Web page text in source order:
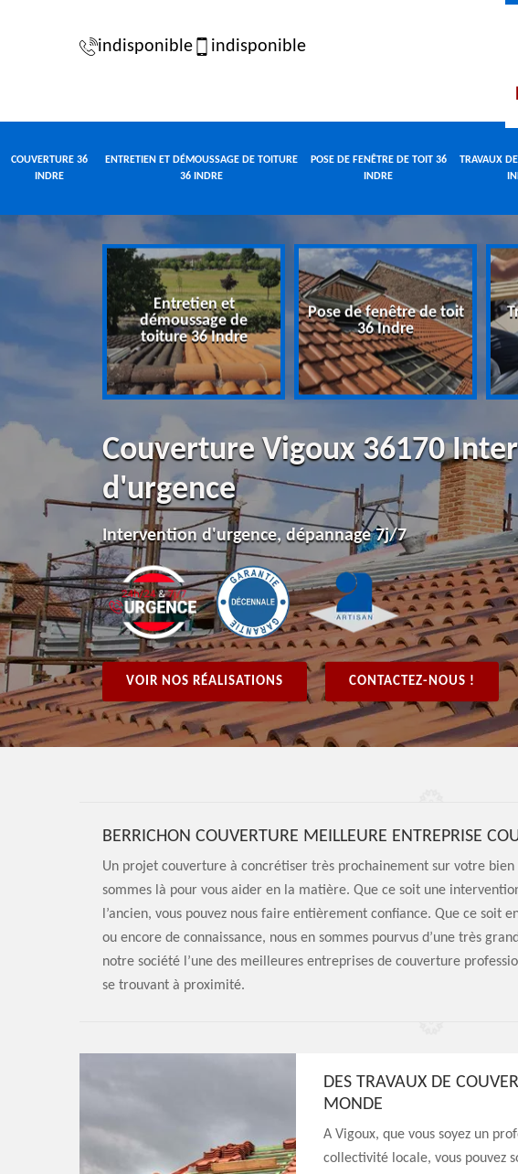
indisponible indisponible
COUVERTURE 36
INDRE
ENTRETIEN ET DÉMOUSSAGE DE TOITURE
36 INDRE
POSE DE FENÊTRE DE TOIT 36
INDRE
TRAVAUX
Entretien et
démoussage de
toiture 36 Indre
Pose de fenêtre de toit
36 Indre
Couverture Vigoux 36170
d'urgence
Intervention d'urgence, dépannage 7j/7
VOIR NOS RÉALISATIONS CONTACTEZ-NOUS !
BERRICHON COUVERTURE MEILLEURE ENTREPRISE
Un projet couverture à concrétiser très prochainement sur votre bien
sommes là pour vous aider en la matière. Que ce soit une
l’ancien, vous pouvez nous faire entièrement confiance. Que ce soit
ou encore de connaissance, nous en sommes pourvus d’une très
notre société l’une des meilleures entreprises de couverture
se trouvant à proximité.
DES TRAVAUX DE
MONDE
A Vigoux, que vous soyez un
collectivité locale, vous pouvez